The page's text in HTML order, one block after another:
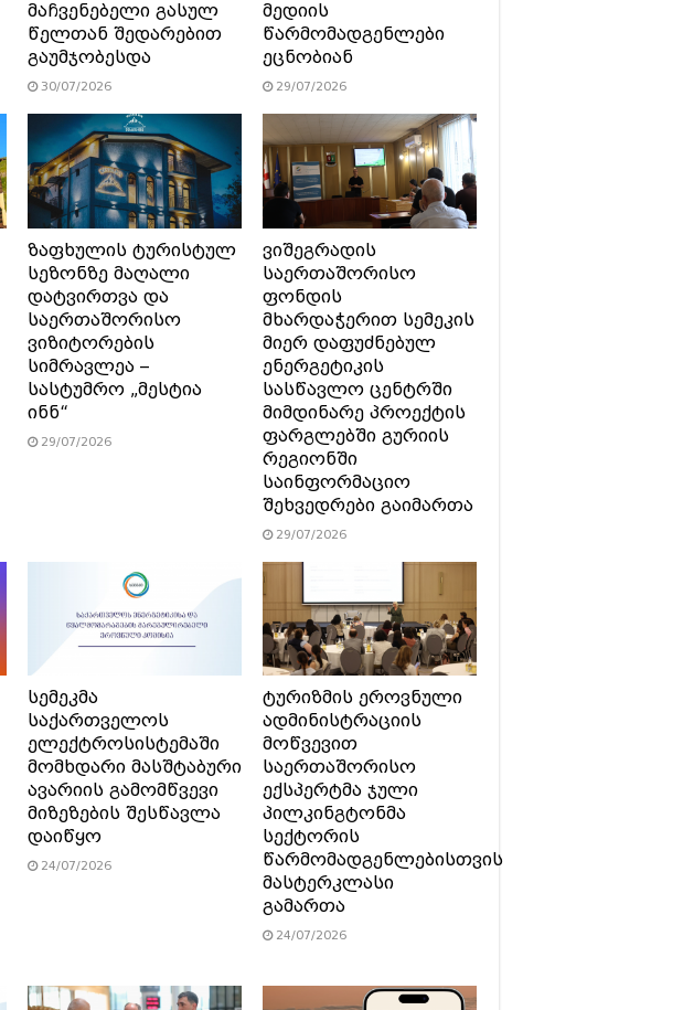
მაჩვენებელი გასულ
წელთან შედარებით
გაუმჯობესდა
30/07/2026
მედიის
წარმომადგენლები
ეცნობიან
29/07/2026
ზაფხულის ტურისტულ
სეზონზე მაღალი
დატვირთვა და
საერთაშორისო
ვიზიტორების
სიმრავლეა –
სასტუმრო „მესტია
ინნ“
29/07/2026
ვიშეგრადის
საერთაშორისო
ფონდის
მხარდაჭერით სემეკის
მიერ დაფუძნებულ
ენერგეტიკის
სასწავლო ცენტრში
მიმდინარე პროექტის
ფარგლებში გურიის
რეგიონში
საინფორმაციო
შეხვედრები გაიმართა
29/07/2026
სემეკმა
საქართველოს
ელექტროსისტემაში
მომხდარი მასშტაბური
ავარიის გამომწვევი
მიზეზების შესწავლა
დაიწყო
24/07/2026
ტურიზმის ეროვნული
ადმინისტრაციის
მოწვევით
საერთაშორისო
ექსპერტმა ჯული
პილკინგტონმა
სექტორის
წარმომადგენლებისთვის
მასტერკლასი
გამართა
24/07/2026